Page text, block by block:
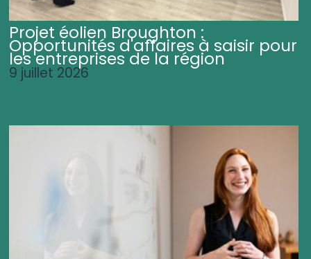
Projet éolien Broughton :
Opportunités d'affaires à saisir pour
les entreprises de la région
9 juillet 2026